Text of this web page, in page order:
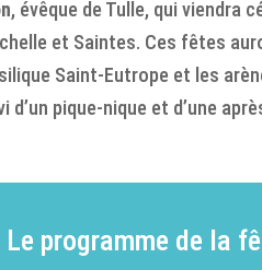
, évêque de Tulle, qui viendra
et Saintes. Ces fêtes
Saint-Eutrope et les
d’un pique-nique et d’une
Le programme de la